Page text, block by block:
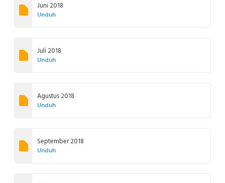
Juni 2018
Unduh
Juli 2018
Unduh
Agustus 2018
Unduh
September 2018
Unduh